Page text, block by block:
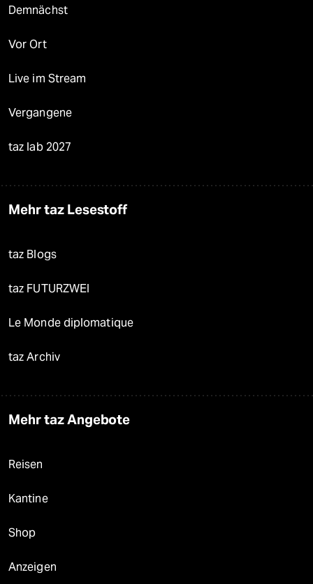
Demnächst
Vor Ort
Live im Stream
Vergangene
taz lab 2027
Mehr taz Lesestoff
taz Blogs
taz FUTURZWEI
Le Monde diplomatique
taz Archiv
Mehr taz Angebote
Reisen
Kantine
Shop
Anzeigen